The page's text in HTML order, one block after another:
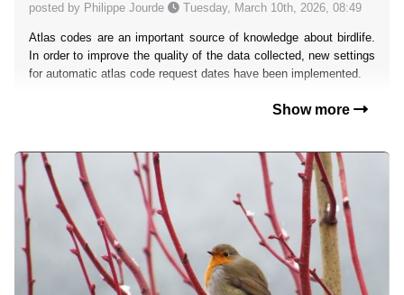
posted by Philippe Jourde Tuesday, March 10th, 2026, 08:49
Atlas codes are an important source of knowledge about birdlife.
In order to improve the quality of the data collected, new settings
for automatic atlas code request dates have been implemented.
Show more